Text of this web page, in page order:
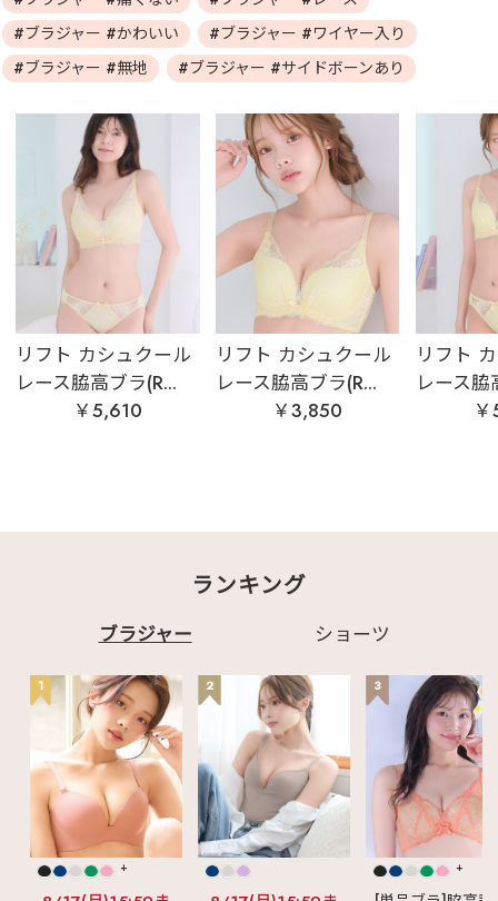
#ブラジャー #かわいい
#ブラジャー #ワイヤー入り
#ブラジャー #無地
#ブラジャー #サイドボーンあり
リフト カシュクール
レース脇高ブラ(R...
￥5,610
リフト カシュクール
レース脇高ブラ(R...
￥3,850
リフト
レース脇
ランキング
ブラジャー ショーツ
1
+
2 3
+